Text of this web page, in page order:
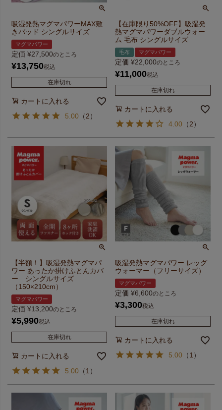
吸湿発熱マグマパワーMAX敷
きパッド シングルサイズ
マグマパワー
定価 ¥27,500のところ
¥13,750税込
在庫切れ
カートに入れる
5.00 （2）
【在庫限り50%OFF】吸湿発
熱マグマパワーダブルウォー
ム 毛布 シングルサイズ
毛布 マグマパワー
定価 ¥22,000のところ
¥11,000税込
在庫切れ
カートに入れる
4.00 （2）
【半額！】吸湿発熱マグマパ
ワー あったか掛けふとんカバ
ー シングルサイズ
（150×210cm）
マグマパワー
定価 ¥13,200のところ
¥5,990税込
在庫切れ
カートに入れる
5.00 （1 ）
吸湿発熱マグマパワー レッグ
ウォーマー（フリーサイズ）
マグマパワー
定価 ¥6,600のところ
¥3,300税込
在庫切れ
カートに入れる
5.00 （1 ）